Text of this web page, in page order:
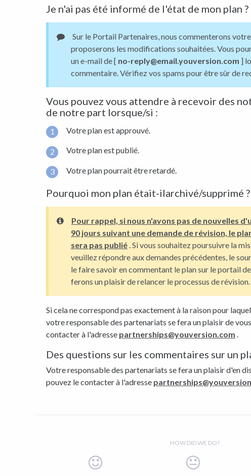
Je n'ai pas été informé de l'état de mon plan ?
Sur le Portail Partenaires, nous commenterons
proposerons les modifications souhaitées. Vous
un e-mail de [ no-reply@email.youversion.com ]
commentaire. Vérifiez vos spams pour être sûr de
Vous pouvez vous attendre à recevoir des
de notre part lorsque/si :
Votre plan est approuvé.
Votre plan est publié.
Votre plan pourrait être retardé.
Pourquoi mon plan était-ilarchivé/supprimé ?
Pour rappel, si nous n'avons pas de nouvelles
90 jours suivant une demande de révision, le
sera pas publié . Si vous souhaitez poursuivre la
veuillez répondre aux demandes précédentes, le
le faire savoir en commentant le plan sur le portail
ferons un plaisir de relancer le processus de révision.
Si cela ne correspond pas exactement à la raison pour
votre responsable des partenariats se fera un plaisir de
contacter à l'adresse partnerships@youversion.com
Des questions sur les commentaires sur un
Votre responsable des partenariats se fera un plaisir d'en
pouvez le contacter à l'adresse
HOW DID WE DO?